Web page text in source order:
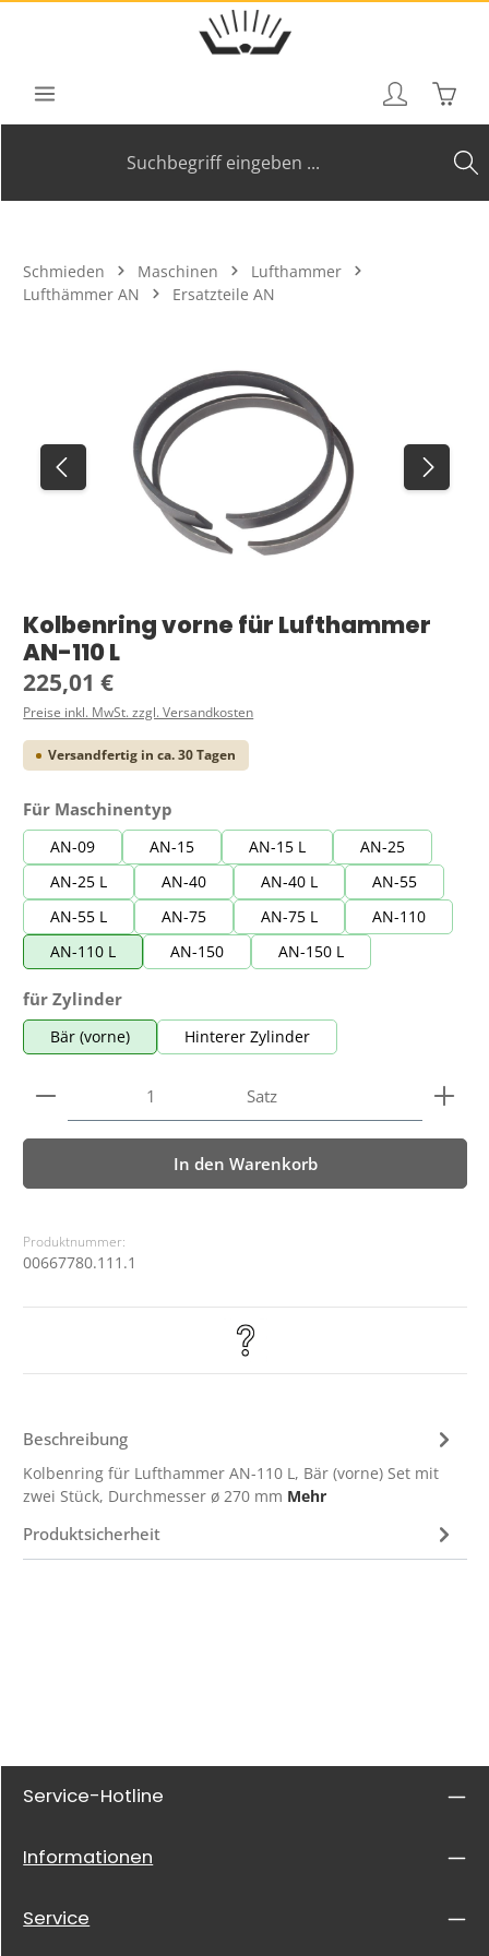
Zum Hauptinhalt springen
Schmieden Maschinen
Lufthammer
Lufthämmer AN
Ersatzteile AN
Kolbenring vorne für Lufthammer
AN-110 L
Regulärer Preis:
225,01 €
Preise inkl. MwSt. zzgl. Versandkosten
Versandfertig in ca. 30 Tagen
Für Maschinentyp
AN-09 AN-15 AN-15 L
AN-25
AN-25 L
AN-40 AN-40 L
AN-55
AN-55 L
AN-75 AN-75 L
AN-110
AN-110 L
AN-150 AN-150 L
für Zylinderauswählen
Bär (vorne) Hinterer Zylinder
Produkt Anzahl: Gib den gewünschten Wert ein
Satz
In den Warenkorb
Produktnummer:
00667780.111.1
Beschreibung
Kolbenring für Lufthammer AN-110 L, Bär (vorne) Set mit
zwei Stück, Durchmesser ø 270 mm Mehr
Produktsicherheit
Service-Hotline
Informationen
Service